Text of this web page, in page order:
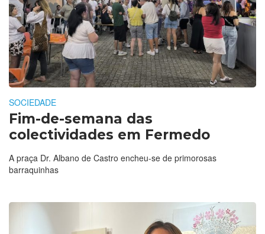
SOCIEDADE
Fim-de-semana das
colectividades em Fermedo
A praça Dr. Albano de Castro encheu-se de primorosas
barraquinhas